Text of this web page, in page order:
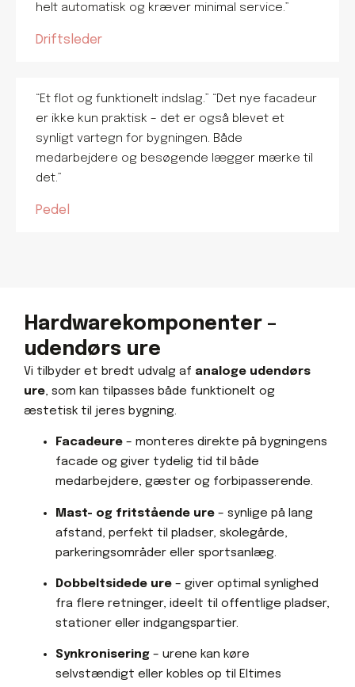
helt automatisk og kræver minimal service.”
Driftsleder
“Et flot og funktionelt indslag.” “Det nye facadeur
er ikke kun praktisk – det er også blevet et
synligt vartegn for bygningen. Både
medarbejdere og besøgende lægger mærke til
det.”
Pedel
Hardwarekomponenter –
udendørs ure
Vi tilbyder et bredt udvalg af analoge udendørs
ure, som kan tilpasses både funktionelt og
æstetisk til jeres bygning.
Facadeure – monteres direkte på bygningens
facade og giver tydelig tid til både
medarbejdere, gæster og forbipasserende.
Mast- og fritstående ure – synlige på lang
afstand, perfekt til pladser, skolegårde,
parkeringsområder eller sportsanlæg.
Dobbeltsidede ure – giver optimal synlighed
fra flere retninger, ideelt til offentlige pladser,
stationer eller indgangspartier.
Synkronisering – urene kan køre
selvstændigt eller kobles op til Eltimes